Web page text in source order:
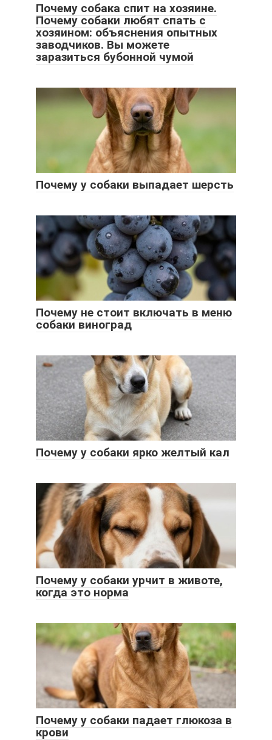
Почему собака спит на хозяине.
Почему собаки любят спать с
хозяином: объяснения опытных
заводчиков. Вы можете
заразиться бубонной чумой
Почему у собаки выпадает шерсть
Почему не стоит включать в меню
собаки виноград
Почему у собаки ярко желтый кал
Почему у собаки урчит в животе,
когда это норма
Почему у собаки падает глюкоза в
крови